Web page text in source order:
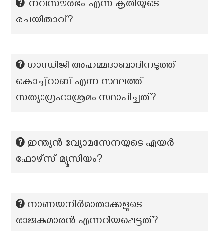
‘നവസൗരഭം’ എന്ന കൃതിയുടെ
രചയിതാവ്?
ഗാന്ധിജി അഹമ്മദാബാദിനടുത്ത്
കൊച്ച്റാബ് എന്ന സ്ഥലത്ത്
സത്യാഗ്രഹാശ്രമം സ്ഥാപിച്ചത്?
ഇന്ത്യൻ വ്യോമസേനയുടെ എയർ
ഫോഴ്സ് മ്യൂസിയം?
നാണയനിർമാതാക്കളുടെ
രാജകുമാരൻ എന്നറിയപ്പെട്ടത്?